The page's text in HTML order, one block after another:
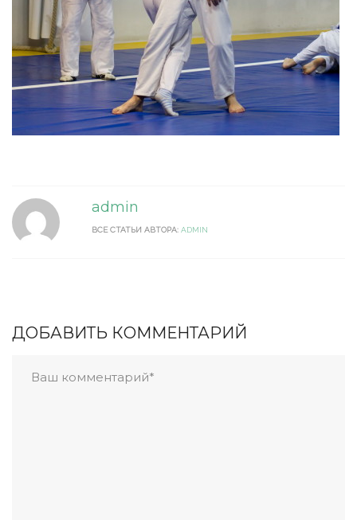
admin
ВСЕ СТАТЬИ АВТОРА: ADMIN
ДОБАВИТЬ КОММЕНТАРИЙ